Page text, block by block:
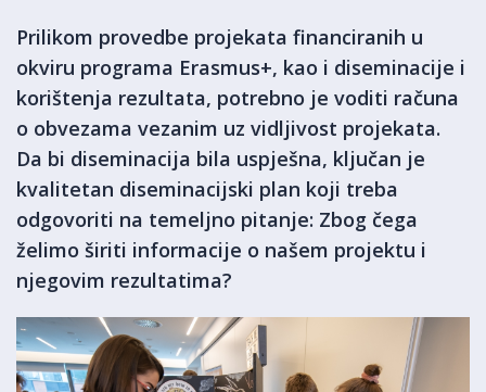
Prilikom provedbe projekata financiranih u
okviru programa Erasmus+, kao i diseminacije i
korištenja rezultata, potrebno je voditi računa
o obvezama vezanim uz vidljivost projekata.
Da bi diseminacija bila uspješna, ključan je
kvalitetan diseminacijski plan koji treba
odgovoriti na temeljno pitanje: Zbog čega
želimo širiti informacije o našem projektu i
njegovim rezultatima?